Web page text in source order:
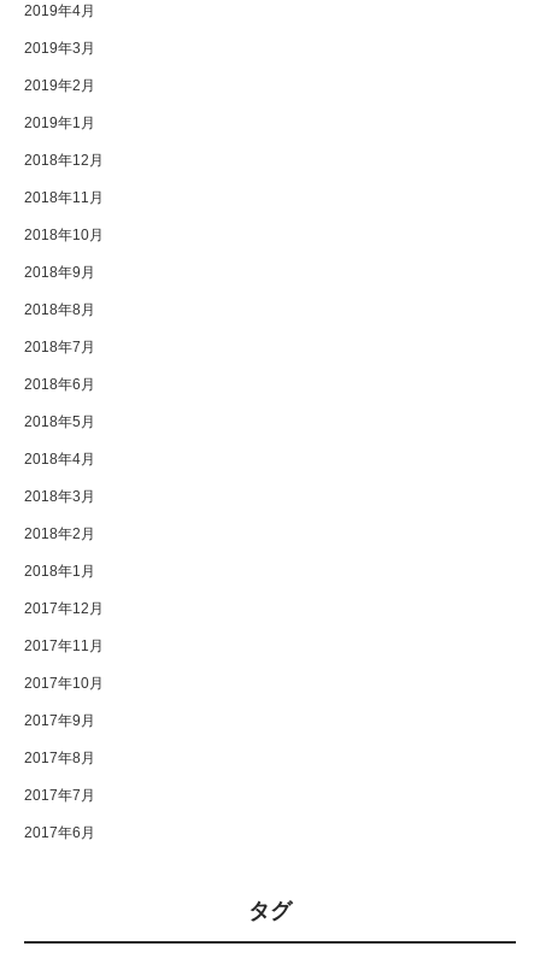
2019年4月
2019年3月
2019年2月
2019年1月
2018年12月
2018年11月
2018年10月
2018年9月
2018年8月
2018年7月
2018年6月
2018年5月
2018年4月
2018年3月
2018年2月
2018年1月
2017年12月
2017年11月
2017年10月
2017年9月
2017年8月
2017年7月
2017年6月
タグ